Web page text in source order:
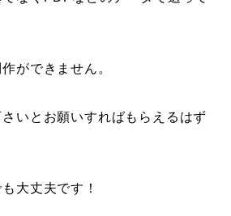
ができません。
いとお願いすればもらえるはず
大丈夫です！